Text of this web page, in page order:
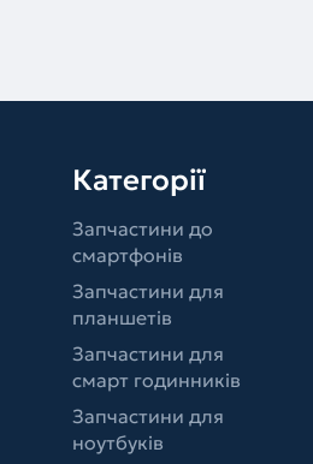
Категорії
Запчастини до
смартфонів
Запчастини для
планшетів
Запчастини для
смарт годинників
Запчастини для
ноутбуків